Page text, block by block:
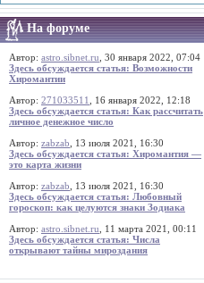
На форуме
Автор: astro.sibnet.ru , 30 января 2022, 07:04
Здесь обсуждается статья: Возможности
Хиромантии
Автор: 271033511
, 16 января 2022, 12:18
Здесь обсуждается статья: Как рассчитать
личное денежное число
Автор: zabzab , 13 июля 2021, 16:30
Здесь обсуждается статья: Хиромантия —
это карта жизни
Автор: zabzab , 13 июля 2021, 16:30
Здесь обсуждается статья: Любовный
гороскоп: как целуются знаки Зодиака
Автор: astro.sibnet.ru , 11 марта 2021, 00:11
Здесь обсуждается статья: Числа
открывают тайны мироздания